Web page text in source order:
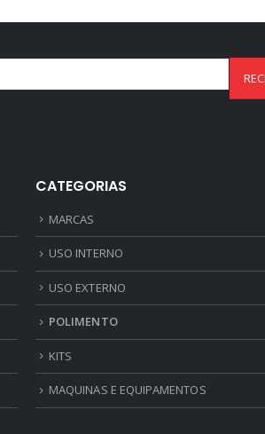
CATEGORIAS
MARCAS
USO INTERNO
USO EXTERNO
POLIMENTO
KITS
MAQUINAS E EQUIPAMENTOS